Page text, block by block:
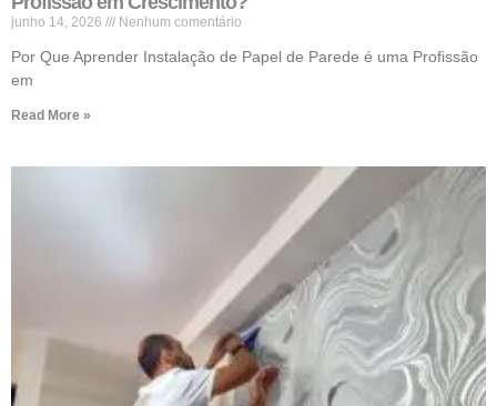
junho 14, 2026 Nenhum comentário
Por Que Aprender Instalação de Papel de Parede é uma Profissão
em
Read More »